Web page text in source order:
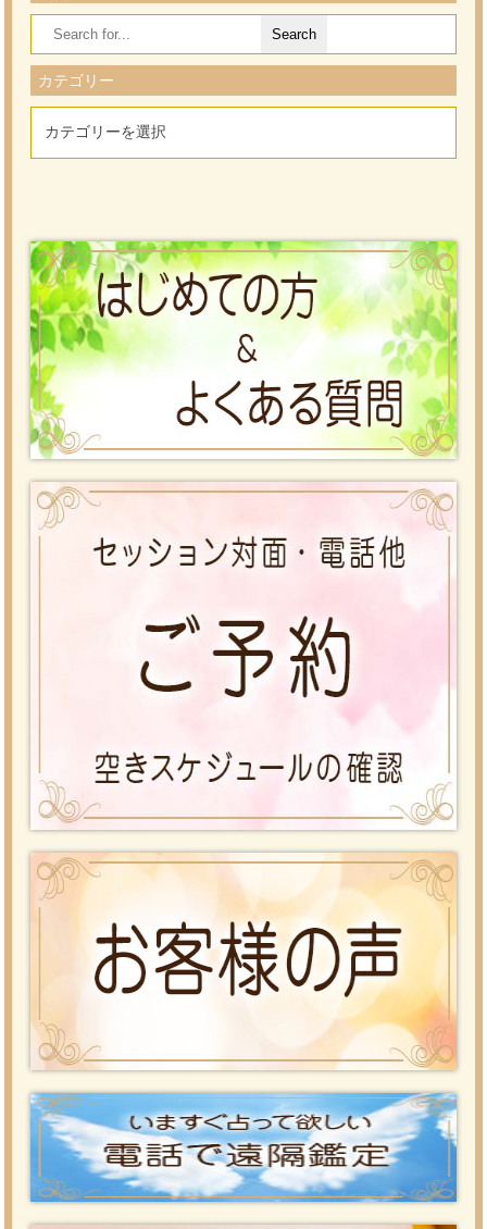
Search
for:
カテゴリー